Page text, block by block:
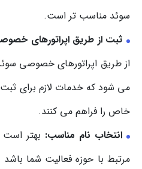
سوئد مناسب تر است.
ثبت از طریق اپراتورهای
می شود که خدمات لازم برای
خاص را فراهم می کنند.
انتخاب نام مناسب: بهتر است
مرتبط با حوزه فعالیت شما